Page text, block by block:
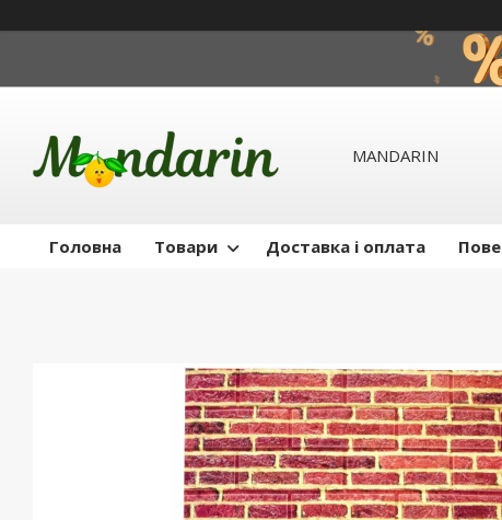
MANDARIN
Головна Товари Доставка і оплата